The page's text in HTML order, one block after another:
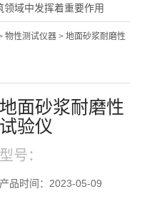
域中发挥着重要作用
物性测试仪器 > 地面砂浆耐磨性
地面砂浆耐磨性
试验仪
型号：
产品时间：2023-05-09